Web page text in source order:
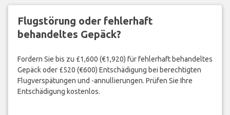
Flugstörung oder fehlerhaft
behandeltes Gepäck?
Fordern Sie bis zu £1,600 (€1,920) für fehlerhaft behandeltes
Gepäck oder £520 (€600) Entschädigung bei berechtigten
Flugverspätungen und -annullierungen. Prüfen Sie Ihre
Entschädigung kostenlos.